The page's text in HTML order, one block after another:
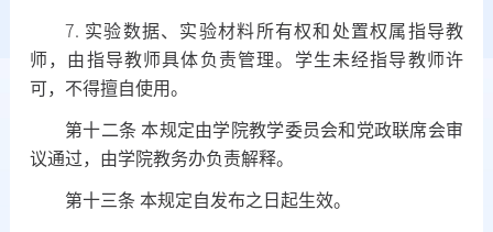
7. 实验数据、实验材料所有权和处置权属指导教
师，由指导教师具体负责管理。学生未经指导教师许
可，不得擅自使用。
第十二条 本规定由学院教学委员会和党政联席会审
议通过，由学院教务办负责解释。
第十三条 本规定自发布之日起生效。